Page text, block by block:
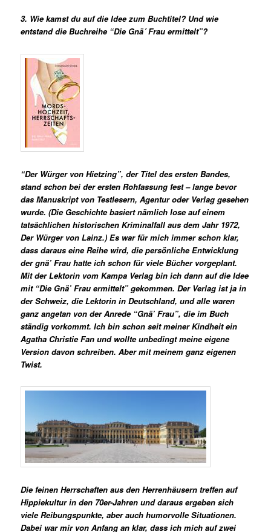
3. Wie kamst du auf die Idee zum Buchtitel? Und wie
entstand die Buchreihe “Die Gnä´ Frau ermittelt”?
“Der Würger von Hietzing”, der Titel des ersten Bandes,
stand schon bei der ersten Rohfassung fest – lange bevor
das Manuskript von Testlesern, Agentur oder Verlag gesehen
wurde. (Die Geschichte basiert nämlich lose auf einem
tatsächlichen historischen Kriminalfall aus dem Jahr 1972,
Der Würger von Lainz.) Es war für mich immer schon klar,
dass daraus eine Reihe wird, die persönliche Entwicklung
der gnä’ Frau hatte ich schon für viele Bücher vorgeplant.
Mit der Lektorin vom Kampa Verlag bin ich dann auf die Idee
mit “Die Gnä’ Frau ermittelt” gekommen. Der Verlag ist ja in
der Schweiz, die Lektorin in Deutschland, und alle waren
ganz angetan von der Anrede “Gnä’ Frau”, die im Buch
ständig vorkommt. Ich bin schon seit meiner Kindheit ein
Agatha Christie Fan und wollte unbedingt meine eigene
Version davon schreiben. Aber mit meinem ganz eigenen
Twist.
Die feinen Herrschaften aus den Herrenhäusern treffen auf
Hippiekultur in den 70er-Jahren und daraus ergeben sich
viele Reibungspunkte, aber auch humorvolle Situationen.
Dabei war mir von Anfang an klar, dass ich mich auf zwei